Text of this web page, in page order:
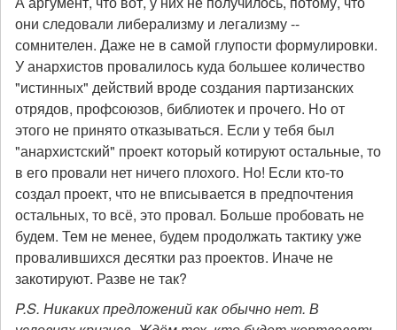
они следовали либерализму и легализму --
сомнителен. Даже не в самой глупости формулировки.
У анархистов провалилось куда большее количество
"истинных" действий вроде создания партизанских
отрядов, профсоюзов, библиотек и прочего. Но от
этого не принято отказываться. Если у тебя был
"анархистский" проект который котируют остальные, то
в его провали нет ничего плохого. Но! Если кто-то
создал проект, что не вписывается в предпочтения
остальных, то всё, это провал. Больше пробовать не
будем. Тем не менее, будем продолжать тактику уже
провалившихся десятки раз проектов. Иначе не
закотируют. Разве не так?
P.S. Никаких предложений как обычно нет. В